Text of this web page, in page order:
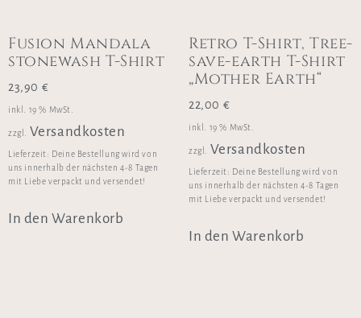
Fusion Mandala
stonewash T-Shirt
23,90 €
inkl. 19 % MwSt.
zzgl. Versandkosten
Lieferzeit: Deine Bestellung wird von
uns innerhalb der nächsten 4-8 Tagen
mit Liebe verpackt und versendet!
In den Warenkorb
Retro T-Shirt, Tree-
save-earth T-Shirt
„Mother Earth“
22,00 €
inkl. 19 % MwSt.
zzgl. Versandkosten
Lieferzeit: Deine Bestellung wird von
uns innerhalb der nächsten 4-8 Tagen
mit Liebe verpackt und versendet!
In den Warenkorb